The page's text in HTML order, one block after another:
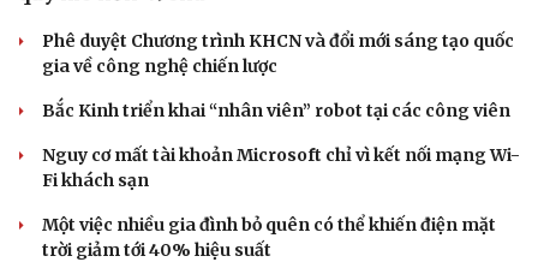
Phê duyệt Chương trình KHCN và đổi mới sáng tạo quốc
gia về công nghệ chiến lược
Bắc Kinh triển khai “nhân viên” robot tại các công viên
Nguy cơ mất tài khoản Microsoft chỉ vì kết nối mạng Wi-
Fi khách sạn
Một việc nhiều gia đình bỏ quên có thể khiến điện mặt
trời giảm tới 40% hiệu suất